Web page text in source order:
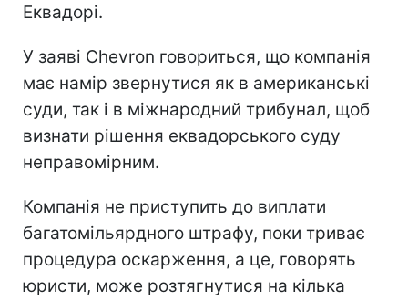
Еквадорі.
У заяві Chevron говориться, що компанія
має намір звернутися як в американські
суди, так і в міжнародний трибунал, щоб
визнати рішення еквадорського суду
неправомірним.
Компанія не приступить до виплати
багатомільярдного штрафу, поки триває
процедура оскарження, а це, говорять
юристи, може розтягнутися на кілька